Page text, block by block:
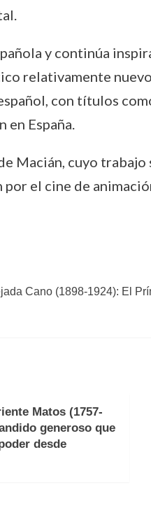
y continúa
relativamente
con títulos
España.
Macián, cuyo
el cine de
Cano (1898-1924): El
Matos (1757-
generoso que
desde